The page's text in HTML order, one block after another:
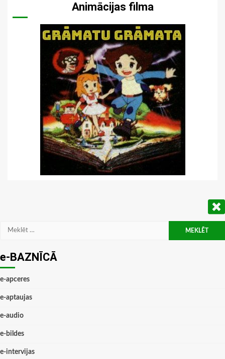
Animācijas filma
Meklēt:
e-BAZNĪCĀ
e-apceres
e-aptaujas
e-audio
e-bildes
e-intervijas